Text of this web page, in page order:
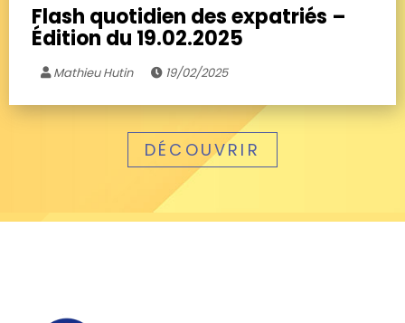
Flash quotidien des expatriés –
Édition du 19.02.2025
Mathieu Hutin 19/02/2025
DÉCOUVRIR